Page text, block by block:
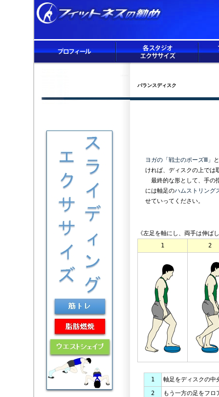
バランスディスク
ヨガの「戦士のポーズⅢ」
ければ、ディスクの上では
最終的な形として、手の
には軸足のハムストリング
せていってください。
《左足を軸にし、両手は伸ば
1
2
1
軸足をディスクの中
2
もう一方の足をフロ